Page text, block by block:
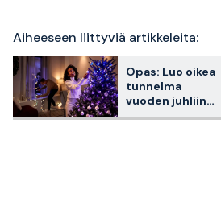
Aiheeseen liittyviä artikkeleita:
Opas: Luo oikea
tunnelma
vuoden juhliin
älyvalaistuksella